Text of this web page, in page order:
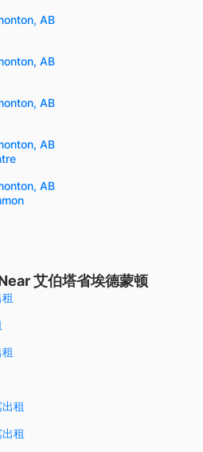
AB
AB
AB
AB
AB
艾伯塔省埃德蒙顿
租
租